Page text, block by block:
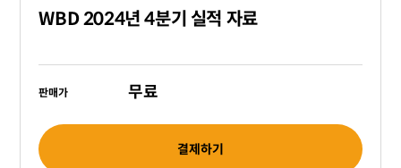
WBD 2024년 4분기 실적 자료
판매가 무료
결제하기